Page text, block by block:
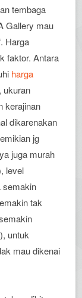
tembaga
Gallery mau
Harga
faktor. Antara
harga
ukuran
kerajinan
dikarenakan
jg
juga murah
level
semakin
tak
untuk
mau dikenai